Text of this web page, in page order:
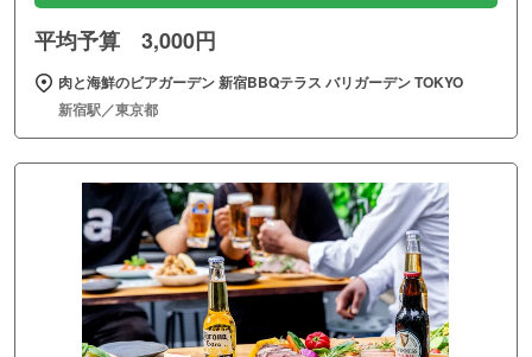
平均予算 3,000円
肉と海鮮のビアガーデン 新宿BBQテラス バリガーデン TOKYO
新宿駅／東京都